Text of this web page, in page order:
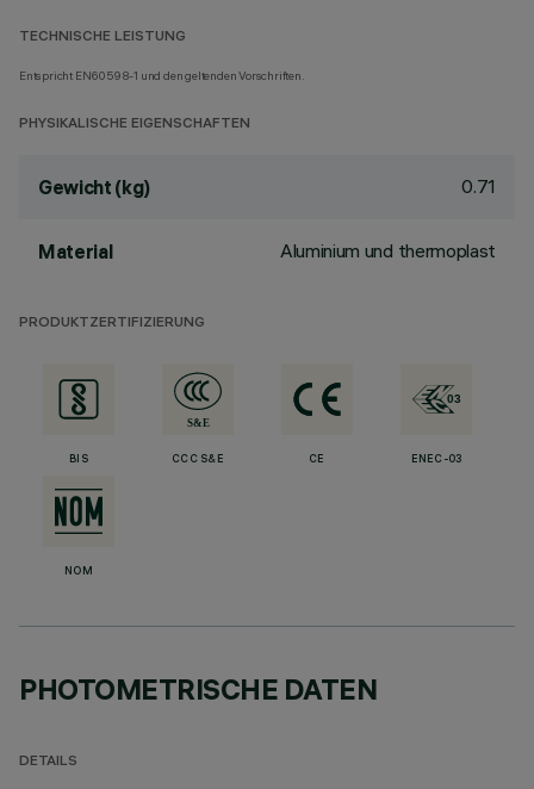
TECHNISCHE LEISTUNG
Entspricht EN60598-1 und den geltenden Vorschriften.
PHYSIKALISCHE EIGENSCHAFTEN
Gewicht (kg) 0.71
Material Aluminium und thermoplast
PRODUKTZERTIFIZIERUNG
BIS CCC S&E CE ENEC-03
NOM
PHOTOMETRISCHE DATEN
DETAILS